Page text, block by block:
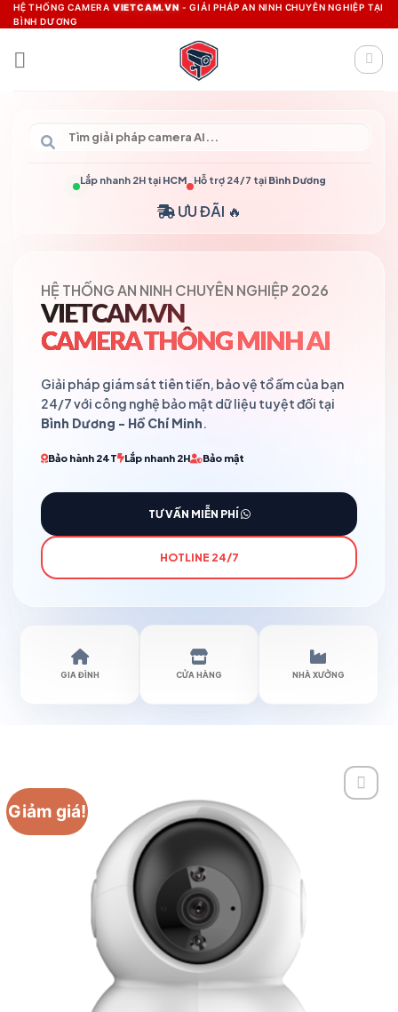
Skip
to
content
HỆ THỐNG CAMERA VIETCAM.VN - GIẢI PHÁP AN NINH CHUYÊN NGHIỆP TẠI
BÌNH DƯƠNG
Lắp nhanh 2H tại HCM Hỗ trợ 24/7 tại Bình Dương
ƯU ĐÃI 🔥
HỆ THỐNG AN NINH CHUYÊN NGHIỆP 2026
VIETCAM.VN
CAMERA THÔNG MINH AI
Giải pháp giám sát tiên tiến, bảo vệ tổ ấm của bạn
24/7 với công nghệ bảo mật dữ liệu tuyệt đối tại
Bình Dương - Hồ Chí Minh.
Bảo hành 24T Lắp nhanh 2H Bảo mật
TƯ VẤN MIỄN PHÍ
HOTLINE 24/7
GIA ĐÌNH CỬA HÀNG NHÀ XƯỞNG
Giảm giá!